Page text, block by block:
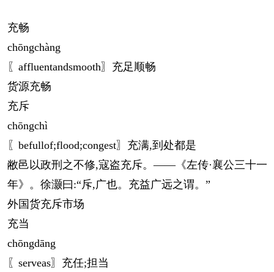
充畅
chōngchàng
〖affluentandsmooth〗充足顺畅
货源充畅
充斥
chōngchì
〖befullof;flood;congest〗充满,到处都是
敝邑以政刑之不修,寇盗充斥。——《左传·襄公三十一
年》。徐灏曰:“斥,广也。充益广远之谓。”
外国货充斥市场
充当
chōngdāng
〖serveas〗充任;担当